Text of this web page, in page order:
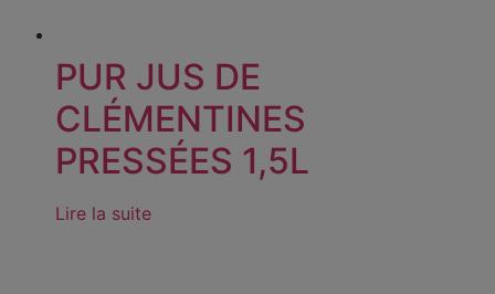
PUR JUS DE
CLÉMENTINES
PRESSÉES 1,5L
Lire la suite